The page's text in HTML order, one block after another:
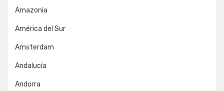
Amazonia
América del Sur
Amsterdam
Andalucía
Andorra